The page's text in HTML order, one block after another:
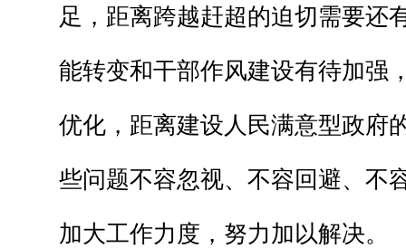
足，距离跨越赶超的迫切需要还
能转变和干部作风建设有待加强
优化，距离建设人民满意型政府
些问题不容忽视、不容回避、不
加大工作力度，努力加以解决。